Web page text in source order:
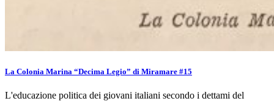
La Colonia Marina “Decima Legio” di Miramare #15
L'educazione politica dei giovani italiani secondo i dettami del